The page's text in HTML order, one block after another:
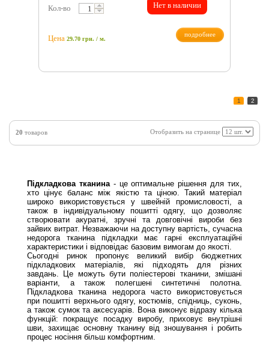
Кол-во Нет в наличии
Цена 29.70 грн. / м.
подробнее
1 2
20 товаров Отобразить на странице
Підкладкова тканина - це оптимальне рішення для тих,
хто цінує баланс між якістю та ціною. Такий матеріал
широко використовується у швейній промисловості, а
також в індивідуальному пошитті одягу, що дозволяє
створювати акуратні, зручні та довговічні вироби без
зайвих витрат. Незважаючи на доступну вартість, сучасна
недорога тканина підкладки має гарні експлуатаційні
характеристики і відповідає базовим вимогам до якості.
Сьогодні ринок пропонує великий вибір бюджетних
підкладкових матеріалів, які підходять для різних
завдань. Це можуть бути поліестерові тканини, змішані
варіанти, а також полегшені синтетичні полотна.
Підкладкова тканина недорога часто використовується
при пошитті верхнього одягу, костюмів, спідниць, суконь,
а також сумок та аксесуарів. Вона виконує відразу кілька
функцій: покращує посадку виробу, приховує внутрішні
шви, захищає основну тканину від зношування і робить
процес носіння більш комфортним.